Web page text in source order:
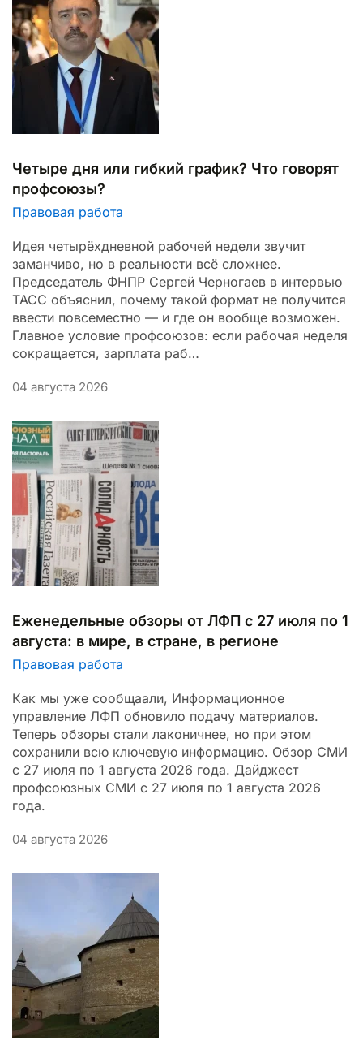
Четыре дня или гибкий график? Что говорят
профсоюзы?
Правовая работа
Идея четырёхдневной рабочей недели звучит
заманчиво, но в реальности всё сложнее.
Председатель ФНПР Сергей Черногаев в интервью
ТАСС объяснил, почему такой формат не получится
ввести повсеместно — и где он вообще возможен.
Главное условие профсоюзов: если рабочая неделя
сокращается, зарплата раб…
04 августа 2026
Еженедельные обзоры от ЛФП с 27 июля по 1
августа: в мире, в стране, в регионе
Правовая работа
Как мы уже сообщаали, Информационное
управление ЛФП обновило подачу материалов.
Теперь обзоры стали лаконичнее, но при этом
сохранили всю ключевую информацию. Обзор СМИ
с 27 июля по 1 августа 2026 года. Дайджест
профсоюзных СМИ с 27 июля по 1 августа 2026
года.
04 августа 2026